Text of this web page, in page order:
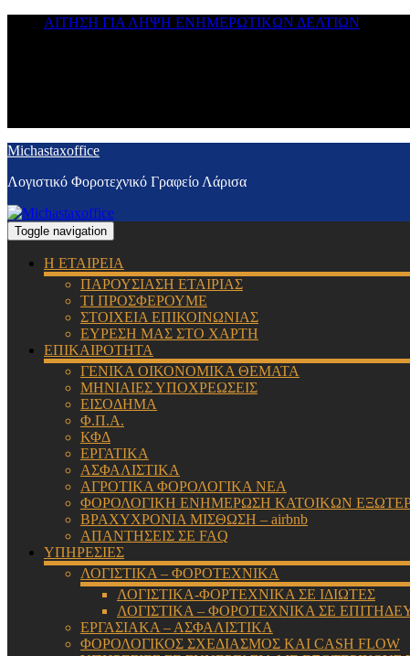
ΑΙΤΗΣΗ ΓΙΑ ΛΗΨΗ ΕΝΗΜΕΡΩΤΙΚΩΝ ΔΕΛΤΙΩΝ
Michastaxoffice
Λογιστικό Φοροτεχνικό Γραφείο Λάρισα
Toggle navigation
Η ΕΤΑΙΡΕΙΑ
ΠΑΡΟΥΣΙΑΣΗ ΕΤΑΙΡΙΑΣ
ΤΙ ΠΡΟΣΦΕΡΟΥΜΕ
ΣΤΟΙΧΕΙΑ ΕΠΙΚΟΙΝΩΝΙΑΣ
ΕΥΡΕΣΗ ΜΑΣ ΣΤΟ ΧΑΡΤΗ
ΕΠΙΚΑΙΡΟΤΗΤΑ
ΓΕΝΙΚΑ ΟΙΚΟΝΟΜΙΚΑ ΘΕΜΑΤΑ
ΜΗΝΙΑΙΕΣ ΥΠΟΧΡΕΩΣΕΙΣ
ΕΙΣΟΔΗΜΑ
Φ.Π.Α.
ΚΦΔ
ΕΡΓΑΤΙΚΑ
ΑΣΦΑΛΙΣΤΙΚΑ
ΑΓΡΟΤΙΚΑ ΦΟΡΟΛΟΓΙΚΑ ΝΕΑ
ΦΟΡΟΛΟΓΙΚΗ ΕΝΗΜΕΡΩΣΗ ΚΑΤΟΙΚΩΝ
ΒΡΑΧΥΧΡΟΝΙΑ ΜΙΣΘΩΣΗ – airbnb
ΑΠΑΝΤΗΣΕΙΣ ΣΕ FAQ
ΥΠΗΡΕΣΙΕΣ
ΛΟΓΙΣΤΙΚΑ – ΦΟΡΟΤΕΧΝΙΚΑ
ΛΟΓΙΣΤΙΚΑ-ΦΟΡΤΕΧΝΙΚΑ ΣΕ ΙΔΙΩΤΕΣ
ΛΟΓΙΣΤΙΚΑ – ΦΟΡΟΤΕΧΝΙΚΑ ΣΕ
ΕΡΓΑΣΙΑΚΑ – ΑΣΦΑΛΙΣΤΙΚΑ
ΦΟΡΟΛΟΓΙΚΟΣ ΣΧΕΔΙΑΣΜΟΣ ΚΑΙ CASH FLOW